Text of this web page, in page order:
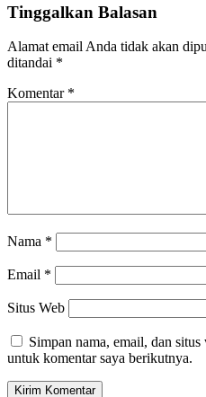
Tinggalkan Balasan
Alamat email Anda tidak akan
ditandai *
Komentar *
Nama *
Email *
Situs Web
Simpan nama, email, dan
untuk komentar saya berikutnya.